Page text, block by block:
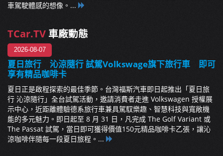
車駕駛體感的想像。...
TCar.TV 車廠動態
2026-08-07
夏日旅行 沁涼隨行 試駕Volkswage旗下旅行車 即可
享有精品咖啡卡
夏日正是啟程探索的最佳季節。台灣福斯汽車即日起推出「夏日旅
行 沁涼隨行」全台試駕活動，邀請消費者走進 Volkswagen 授權展
示中心，近距離體驗德系旅行車兼具駕馭樂趣、智慧科技與寬敞機
能的多元魅力。即日起至 8 月 31 日，凡完成 The Golf Variant 或
The Passat 試駕，當日即可獲得價值150元精品咖啡卡乙張，讓沁
涼咖啡伴隨每一段夏日旅程。...